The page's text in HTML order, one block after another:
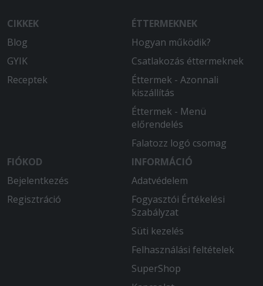
CIKKEK
Blog
GYIK
Receptek
ÉTTERMEKNEK
Hogyan működik?
Csatlakozás éttermeknek
Éttermek - Azonnali
kiszállítás
Éttermek - Menü
előrendelés
Falatozz logó csomag
FIÓKOD
Bejelentkezés
Regisztráció
INFORMÁCIÓ
Adatvédelem
Fogyasztói Értékelési
Szabályzat
Süti kezelés
Felhasználási feltételek
SuperShop